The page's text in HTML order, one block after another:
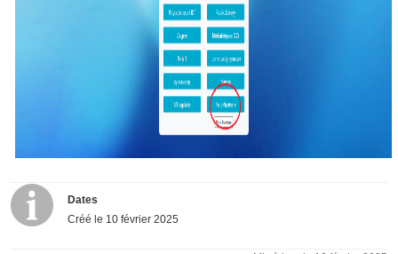
Dates
Créé le 10 février 2025